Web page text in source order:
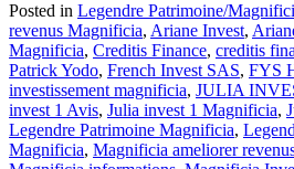
Posted in Legendre Patrimoine/
revenus Magnificia, Ariane Invest,
Magnificia, Creditis Finance, creditis
Patrick Yodo, French Invest SAS, FYS
investissement magnificia, JULIA
invest 1 Avis, Julia invest 1 Magnificia,
Legendre Patrimoine Magnificia,
Magnificia, Magnificia ameliorer